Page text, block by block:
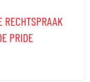
RECHTSPRAAK
PRIDE